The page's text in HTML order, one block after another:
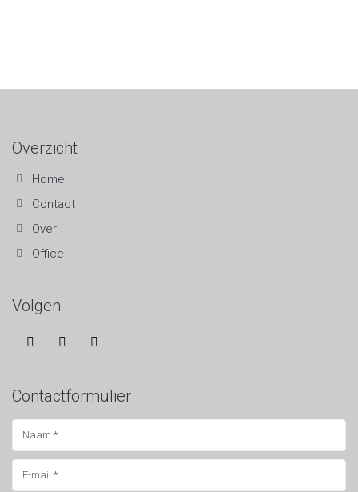
Overzicht
Home
Contact
Over
Office
Volgen
Contactformulier